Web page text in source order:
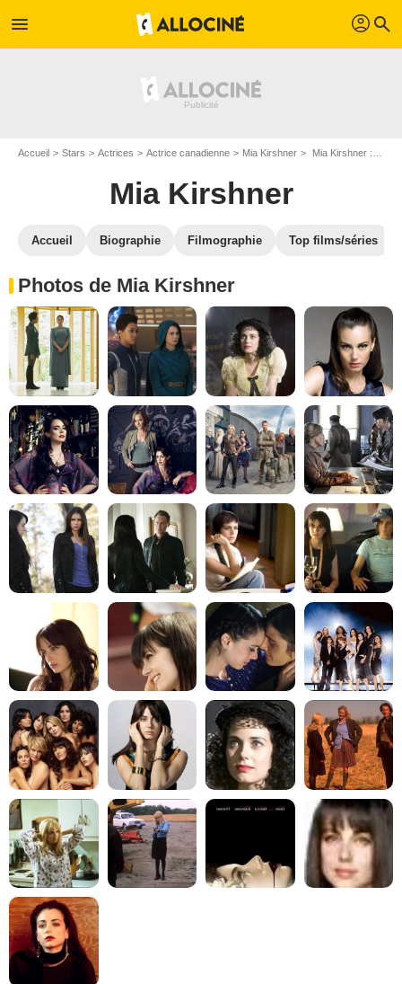
menu profil search
Accueil Stars Actrices Actrice canadienne Mia Kirshner Mia Kirshner : Photos de ses films et séries
Mia Kirshner
Accueil Biographie Filmographie Top films/séries
Photos de Mia Kirshner